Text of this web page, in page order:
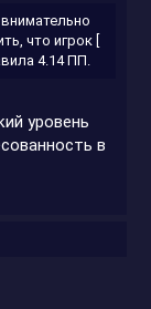
что игрок [
4.14 ПП.​
уровень
в